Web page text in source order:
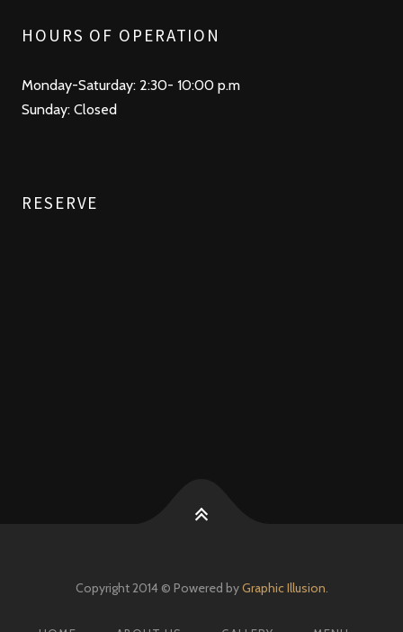
HOURS OF OPERATION
Monday-Saturday: 2:30- 10:00 p.m
Sunday: Closed
RESERVE
Copyright 2014 © Powered byGraphic Illusion.